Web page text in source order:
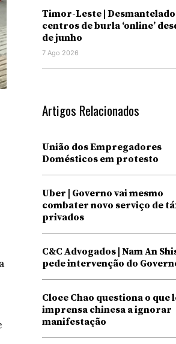
Timor-Leste |
centros de burla ‘online’
de junho
7 Ago 2026
Artigos Relacionados
União dos Empregadores
Domésticos em protesto
Uber | Governo vai mesmo
combater novo serviço de
privados
C&C Advogados | Nam An
pede intervenção do
Cloee Chao questiona o que
imprensa chinesa a ignorar
manifestação